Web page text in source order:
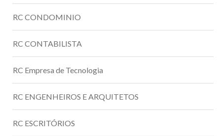
RC CONDOMINIO
RC CONTABILISTA
RC Empresa de Tecnologia
RC ENGENHEIROS E ARQUITETOS
RC ESCRITÓRIOS